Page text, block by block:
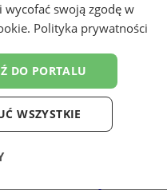
–
rewitalizacja
swoją zgodę w
. Polityka prywatności
DO PORTALU
WSZYSTKIE